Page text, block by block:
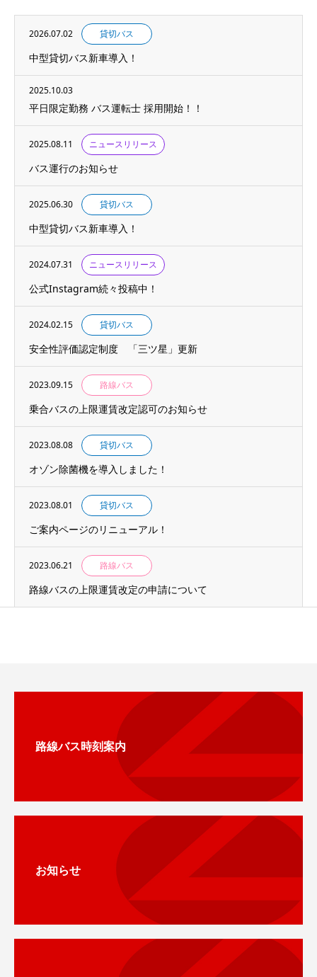
2026.07.02 貸切バス
中型貸切バス新車導入！
2025.10.03
平日限定勤務 バス運転士 採用開始！！
2025.08.11 ニュースリリース
バス運行のお知らせ
2025.06.30 貸切バス
中型貸切バス新車導入！
2024.07.31 ニュースリリース
公式Instagram続々投稿中！
2024.02.15 貸切バス
安全性評価認定制度 「三ツ星」更新
2023.09.15 路線バス
乗合バスの上限運賃改定認可のお知らせ
2023.08.08 貸切バス
オゾン除菌機を導入しました！
2023.08.01 貸切バス
ご案内ページのリニューアル！
2023.06.21 路線バス
路線バスの上限運賃改定の申請について
路線バス時刻案内
お知らせ